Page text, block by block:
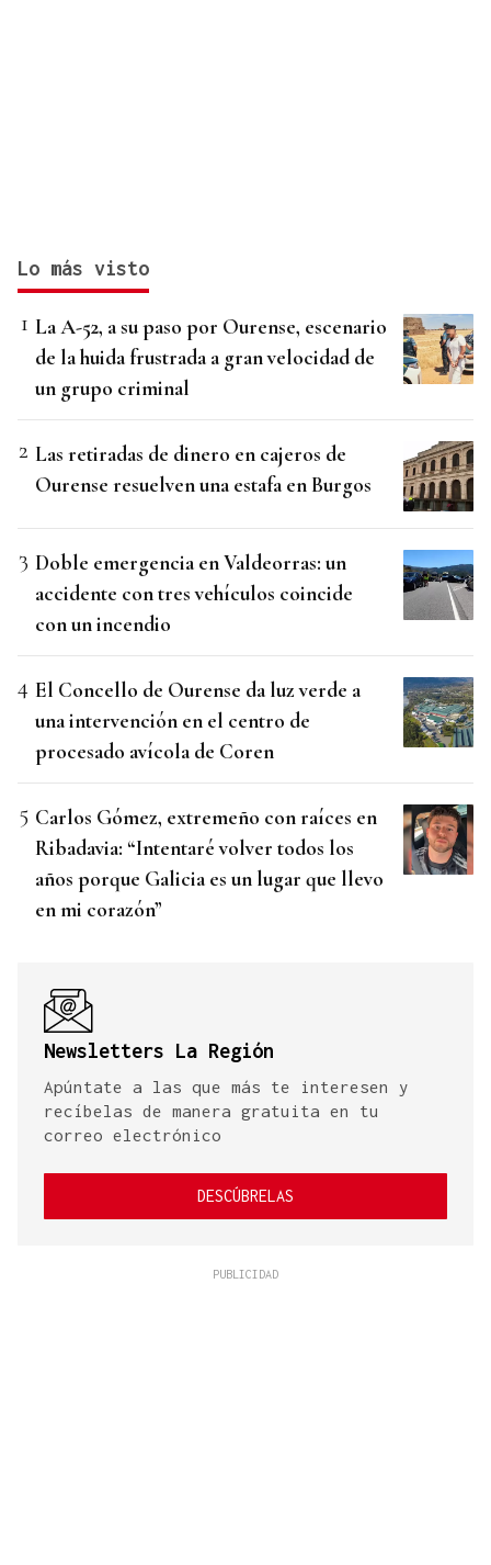
Lo más visto
La A-52, a su paso por Ourense, escenario
de la huida frustrada a gran velocidad de
un grupo criminal
Las retiradas de dinero en cajeros de
Ourense resuelven una estafa en Burgos
Doble emergencia en Valdeorras: un
accidente con tres vehículos coincide
con un incendio
El Concello de Ourense da luz verde a
una intervención en el centro de
procesado avícola de Coren
Carlos Gómez, extremeño con raíces en
Ribadavia: “Intentaré volver todos los
años porque Galicia es un lugar que llevo
en mi corazón”
Newsletters La Región
Apúntate a las que más te interesen y
recíbelas de manera gratuita en tu
correo electrónico
DESCÚBRELAS